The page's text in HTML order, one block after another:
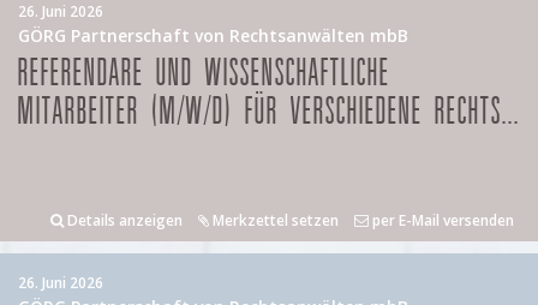
26. Juni 2026
GÖRG Partnerschaft von Rechtsanwälten mbB
REFERENDARE UND WISSENSCHAFTLICHE
MITARBEITER (M/W/D) FÜR VERSCHIEDENE RECHTS...
Details anzeigen Merkzettel setzen per E-Mail versenden
26. Juni 2026